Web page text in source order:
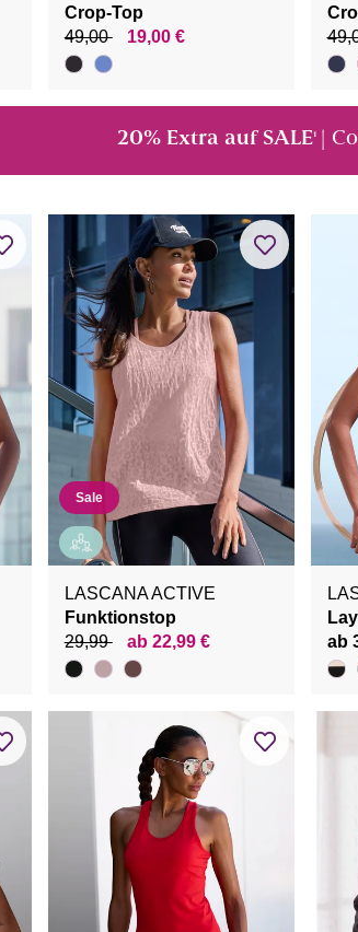
Crop-Top
49,00
19,00 €
20% Extra auf SALE¹ |
Sale
LASCANA ACTIVE
Funktionstop
29,99
ab 22,99 €
ab